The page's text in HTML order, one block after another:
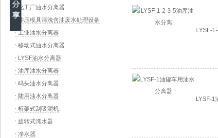
化工厂油水分离器
冲压模具清洗含油废水处理设备
工业油水分离器
移动式油水分离器
LYSF油水分离器
油库油水分离器
码头油水分离器
陆用油水分离器
桁架式刮吸泥机
旋转式滗水器
净水器
LYSF-
LYSF-1